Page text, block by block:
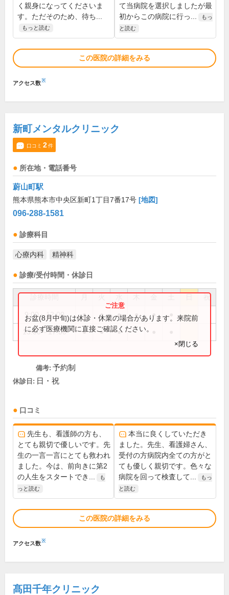
く親身になってくださいま
す。ただそのため、待ち...
もっと読む
て当病院を選択しましたが最
初からこの病院に行っ...
もっ
と読む
この医院の詳細をみる
アクセス数※
新町メンタルクリニック
口コミ 2件
所在地・電話番号
蔚山町駅
熊本県熊本市中央区新町1丁目7番17号 [地図]
096-288-1581
診療科目
心療内科 精神科
診療/受付時間・休診日
祝
9:00～12:00 ● ● ● ● ●
13:00～17:00 ● ● ●
お盆(8月中旬)は休診・休業の場合があります。来院前
に必ず医療機関に直接ご確認ください。
×閉じる
備考: 予約制
休診日: 日・祝
口コミ
先生も、看護師の方も、
とても親切で優しいです。先
生の一言一言にとても救われ
ました。今は、前向きに第2
の人生をスタートでき...
も
っと読む
本当に良くしていただき
ました。先生、看護婦さん、
受付の方病院内全ての方がと
ても優しく親切です。色々な
病院を回って検査して...
もっ
と読む
この医院の詳細をみる
アクセス数※
髙田千年クリニック